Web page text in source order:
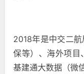
2018年是中交二
保等）、海外项目
基建通大数据（微